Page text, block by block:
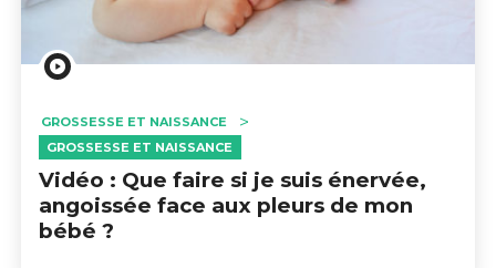
GROSSESSE ET NAISSANCE
GROSSESSE ET NAISSANCE
Vidéo : Que faire si je suis énervée,
angoissée face aux pleurs de mon
bébé ?